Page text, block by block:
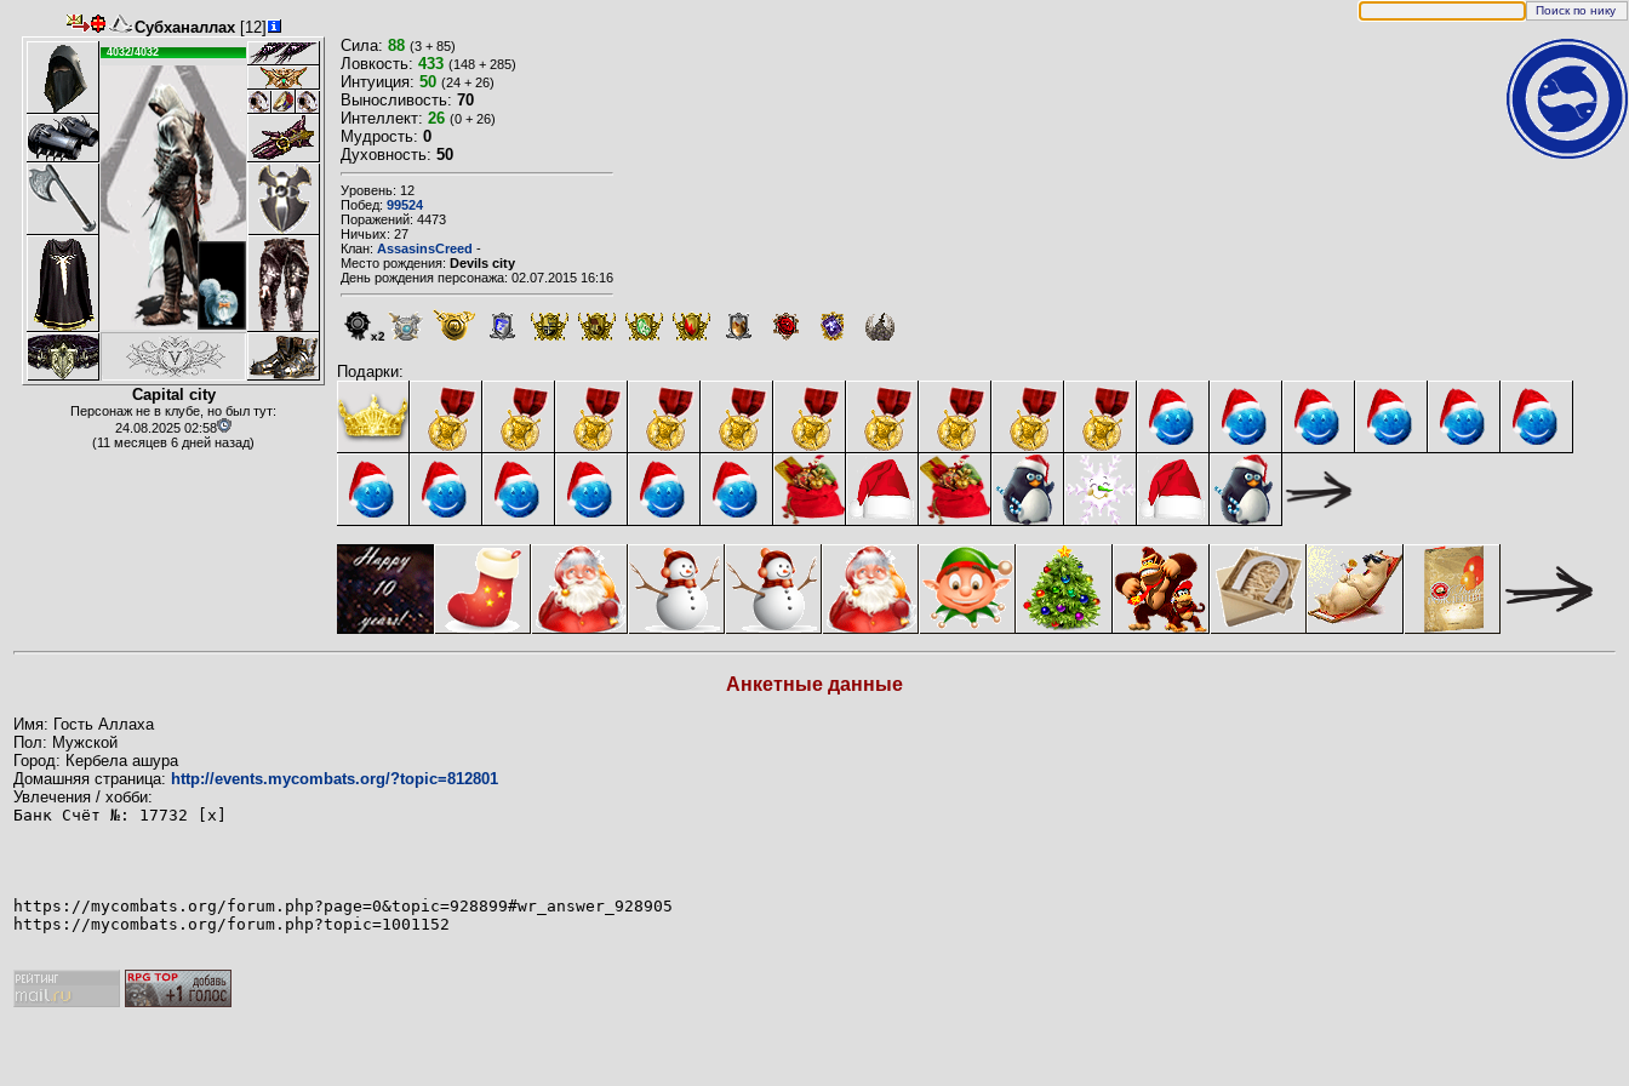
Субханаллах[12]
4032/4032
Capital city
Персонаж не в клубе, но был тут:
24.08.2025 02:58
(11 месяцев 6 дней назад)
Сила: 88 (3 + 85)
Ловкость: 433 (148 + 285)
Интуиция: 50 (24 + 26)
Выносливость: 70
Интеллект: 26 (0 + 26)
Мудрость: 0
Духовность: 50
Уровень: 12
Побед: 99524
Поражений: 4473
Ничьих: 27
Клан: AssasinsCreed -
Место рождения: Devils city
День рождения персонажа: 02.07.2015 16:16
x2
Подарки:
Анкетные данные
Имя: Гость Аллаха
Пол: Мужской
Город: Кербела ашура
Домашняя страница: http://events.mycombats.org/?topic=812801
Увлечения / хобби:
Банк Счёт №: 17732 [x]
https://mycombats.org/forum.php?page=0&topic=928899#wr_answer_928905
https://mycombats.org/forum.php?topic=1001152